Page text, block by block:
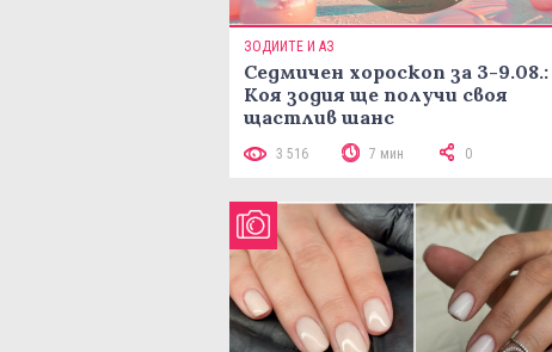
ЗОДИИТЕ И АЗ
Седмичен хороскоп за 3-9.08.:
Коя зодия ще получи своя
щастлив шанс
3 516 7 мин 0